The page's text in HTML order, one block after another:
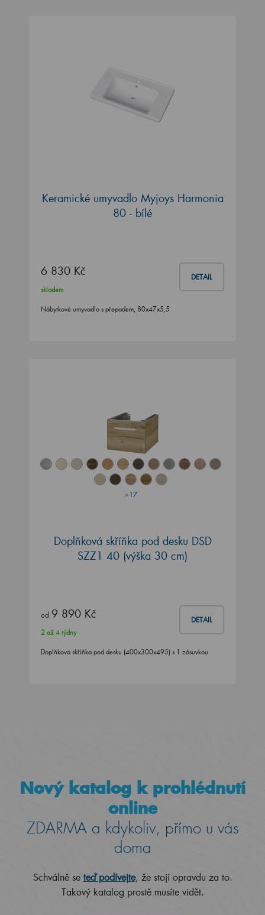
Keramické umyvadlo Myjoys Harmonia
80 - bílé
6 830 Kč DETAIL
skladem
Nábytkové umyvadlo s přepadem, 80x47x5,5
+17
Doplňková skříňka pod desku DSD
SZZ1 40 (výška 30 cm)
od 9 890 Kč DETAIL
2 až 4 týdny
Doplňková skříňka pod desku (400x300x495) s 1 zásuvkou
Nový katalog k prohlédnutí
online
ZDARMA a kdykoliv, přímo u vás
doma
Schválně se teď podívejte, že stojí opravdu za to.
Takový katalog prostě musíte vidět.